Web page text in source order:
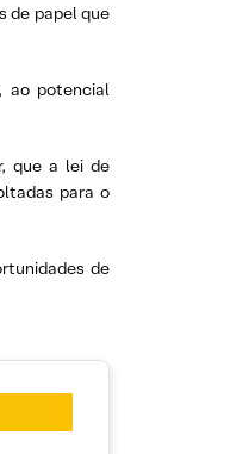
de papel que
ao potencial
que a lei de
para o
de